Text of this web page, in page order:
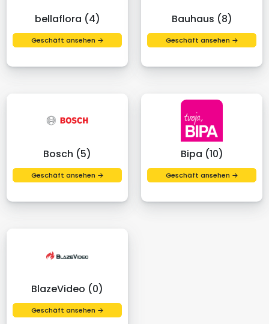
bellaflora (4)
Geschäft ansehen →
Bauhaus (8)
Geschäft ansehen →
Bosch (5)
Geschäft ansehen →
Bipa (10)
Geschäft ansehen →
BlazeVideo (0)
Geschäft ansehen →